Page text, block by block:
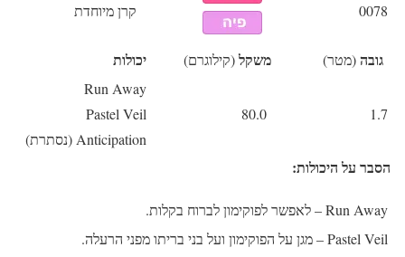
0078 קרן מיוחדת
גובה(מטר) משקל(קילוגרם) יכולות
1.7
Run Away
Pastel Veil
Anticipation (נסתרת)
הסבר על היכולות:
Run Away– לאפשר לפוקימון לברוח בקלות.
Pastel Veil– מגן על הפוקימון ועל בני בריתו מפני הרעלה.